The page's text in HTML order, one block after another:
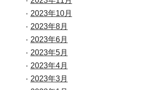
2023年10月
2023年8月
2023年6月
2023年5月
2023年4月
2023年3月